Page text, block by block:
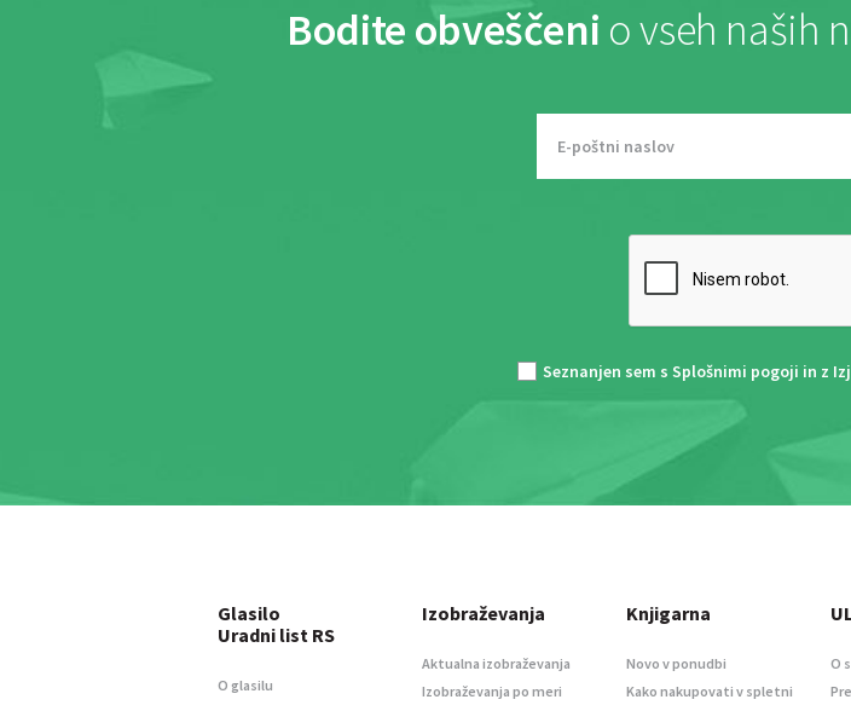
Bodite obveščeni o vseh naših
Seznanjen sem s Splošnimi pogoji in z
Glasilo
Uradni list RS
O glasilu
Izobraževanja
Aktualna izobraževanja
Izobraževanja po meri
Knjigarna
Novo v ponudbi
Kako nakupovati v spletni
O